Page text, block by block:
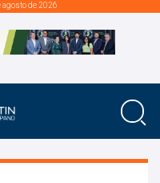
agosto de 2026